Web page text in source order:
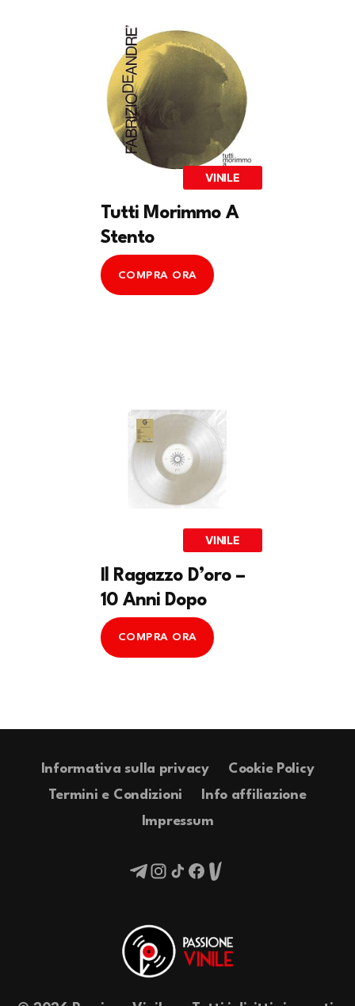
VINILE
Tutti Morimmo A
Stento
COMPRA ORA
VINILE
Il Ragazzo D’oro –
10 Anni Dopo
COMPRA ORA
Informativa sulla privacy
Cookie Policy
Termini e Condizioni
Info affiliazione
Impressum